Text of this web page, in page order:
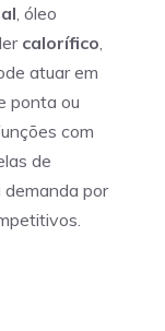
, óleo
calorífico
atuar em
ponta ou
com
de
por